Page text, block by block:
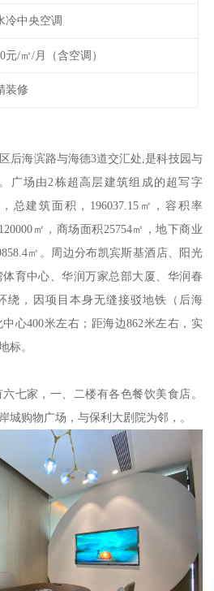
冷中央空调
元/㎡/月（含空调）
装修
后海滨路与海德3道交汇处,是科技园与
广场由2栋超高层建筑组成的超写字
总建筑面积，196037.15㎡，容积率
㎡，商场面积25754㎡，地下商业
㎡。周边分布凯宾斯基酒店、阳光
育中心、华润万家总部大厦、华润春
绕，因项目本身无缝接驳地铁（后海
心400米左右；距海边862米左右，实
标。
家，一、二楼有各色餐饮美食店。
城购物广场，与保利大剧院为邻，。